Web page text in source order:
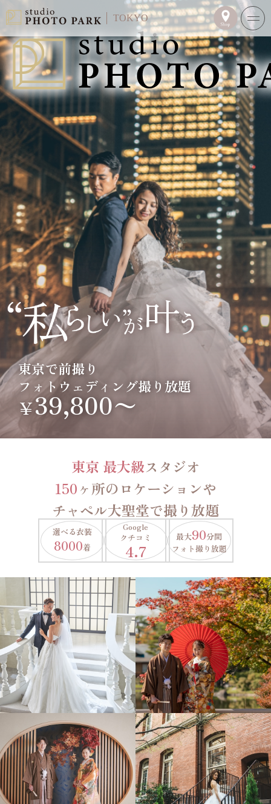
TOKYO
東京で前撮り
フォトウェディング撮り放題
￥39,800〜
東京 最大級スタジオ
150ヶ所のロケーションや
チャペル大聖堂で撮り放題
選べる衣装
8000着
Google
クチコミ
4.7
最大90分間
フォト撮り放題